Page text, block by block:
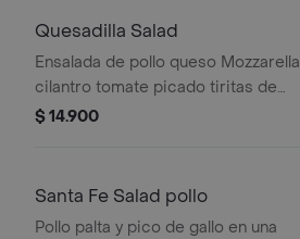
Quesadilla Salad
Ensalada de pollo queso Mozzarella
cilantro tomate picado tiritas de
tortilla fritas corn salsa y vinagreta
ancho ranch.
$ 14.900
Santa Fe Salad pollo
Pollo palta y pico de gallo en una